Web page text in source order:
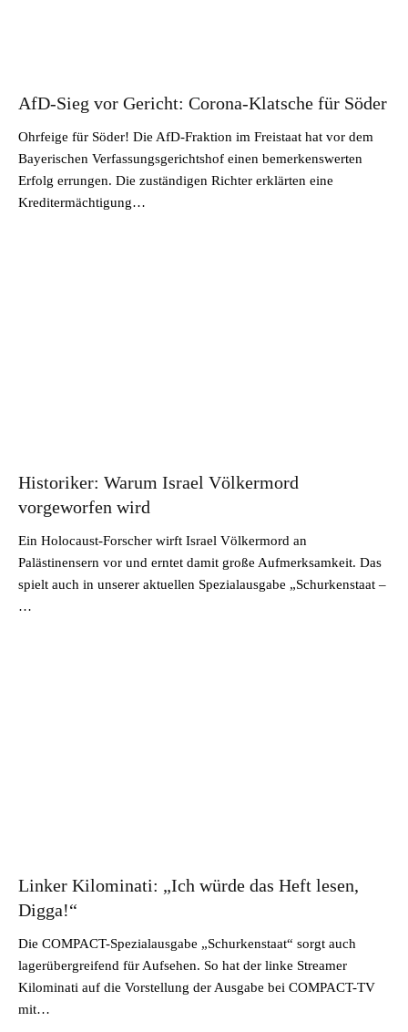
AfD-Sieg vor Gericht: Corona-Klatsche für Söder
Ohrfeige für Söder! Die AfD-Fraktion im Freistaat hat vor dem
Bayerischen Verfassungsgerichtshof einen bemerkenswerten
Erfolg errungen. Die zuständigen Richter erklärten eine
Kreditermächtigung…
Historiker: Warum Israel Völkermord
vorgeworfen wird
Ein Holocaust-Forscher wirft Israel Völkermord an
Palästinensern vor und erntet damit große Aufmerksamkeit. Das
spielt auch in unserer aktuellen Spezialausgabe „Schurkenstaat –
…
Linker Kilominati: „Ich würde das Heft lesen,
Digga!“
Die COMPACT-Spezialausgabe „Schurkenstaat“ sorgt auch
lagerübergreifend für Aufsehen. So hat der linke Streamer
Kilominati auf die Vorstellung der Ausgabe bei COMPACT-TV
mit…